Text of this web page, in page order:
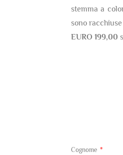
stemma a
sono
EURO 199,00
Cognome